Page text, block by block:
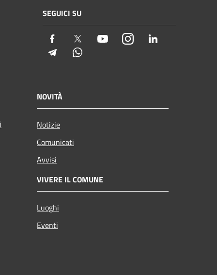
SEGUICI SU
Facebook Twitter YoutubeInstagram
Telegram
NOVITÀ
Notizie
Comunicati
Avvisi
VIVERE IL COMUNE
Luoghi
Eventi